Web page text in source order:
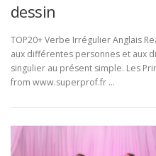
dessin
TOP20+ Verbe Irrégulier Anglais
aux différentes personnes et aux
singulier au présent simple. Les
from www.superprof.fr …